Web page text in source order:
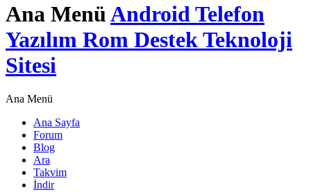
Ana MenüAndroid Telefon
Yazılım Rom Destek Teknoloji
Sitesi
Ana Menü
Ana Sayfa
Forum
Blog
Ara
Takvim
İndir